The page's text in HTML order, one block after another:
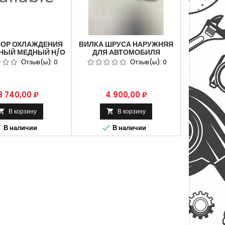
ОХЛАЖДЕНИЯ
МЕДНЫЙ Н/О
(ИРАН) ДЛЯ
ГАЗ-3302
Отзыв(ы): 0
740,00 ₽
В корзину
В наличии
ВИЛКА ШРУСА НАРУЖНЯЯ
ДЛЯ АВТОМОБИЛЯ
ГАЗ-33027 4 Х 4
Отзыв(ы): 0
Цена
4 900,00 ₽
 В корзину
 В наличии
ДЛЯ
ГАЗ-

